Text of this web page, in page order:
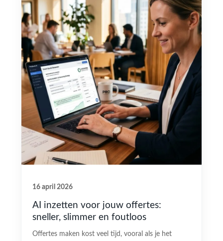
16 april 2026
AI inzetten voor jouw offertes:
sneller, slimmer en foutloos
Offertes maken kost veel tijd, vooral als je het